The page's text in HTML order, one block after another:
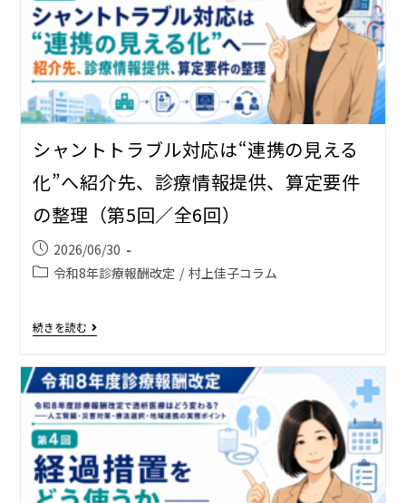
シャントトラブル対応は“連携の見える
化”へ――紹介先、診療情報提供、算定要件
の整理（第5回／全6回）
2026/06/30
令和8年診療報酬改定 / 村上佳子コラム
続きを読む